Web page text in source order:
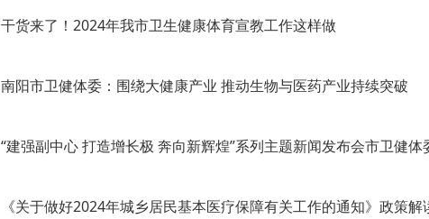
干货来了！2024年我市卫生健康体育宣教工作这样做
南阳市卫健体委：围绕大健康产业 推动生物与医药产业持续突破
“建强副中心 打造增长极 奔向新辉煌”系列主题新闻发布会市卫健体
《关于做好2024年城乡居民基本医疗保障有关工作的通知》政策解